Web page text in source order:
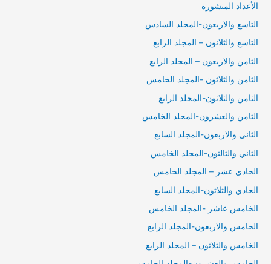
الأعداد المنشورة
التاسع والاربعون-المجلد السادس
التاسع والثلانون – المجلد الرابع
الثامن والاربعون – المجلد الرابع
الثامن والثلاثون -المجلد الخامس
الثامن والثلاثون-المجلد الرابع
الثامن والعشرون-المجلد الخامس
الثاني والاربعون-المجلد السابع
الثاني والثالثون-المجلد الخامس
الحادي عشر – المجلد الخامس
الحادي والثلاثون-المجلد السابع
الخامس عاشر -المجلد الخامس
الخامس والاربعون-المجلد الرابع
الخامس والثلاثون – المجلد الرابع